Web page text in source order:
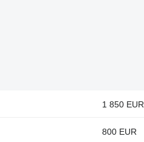
1 850 EUR
800 EUR